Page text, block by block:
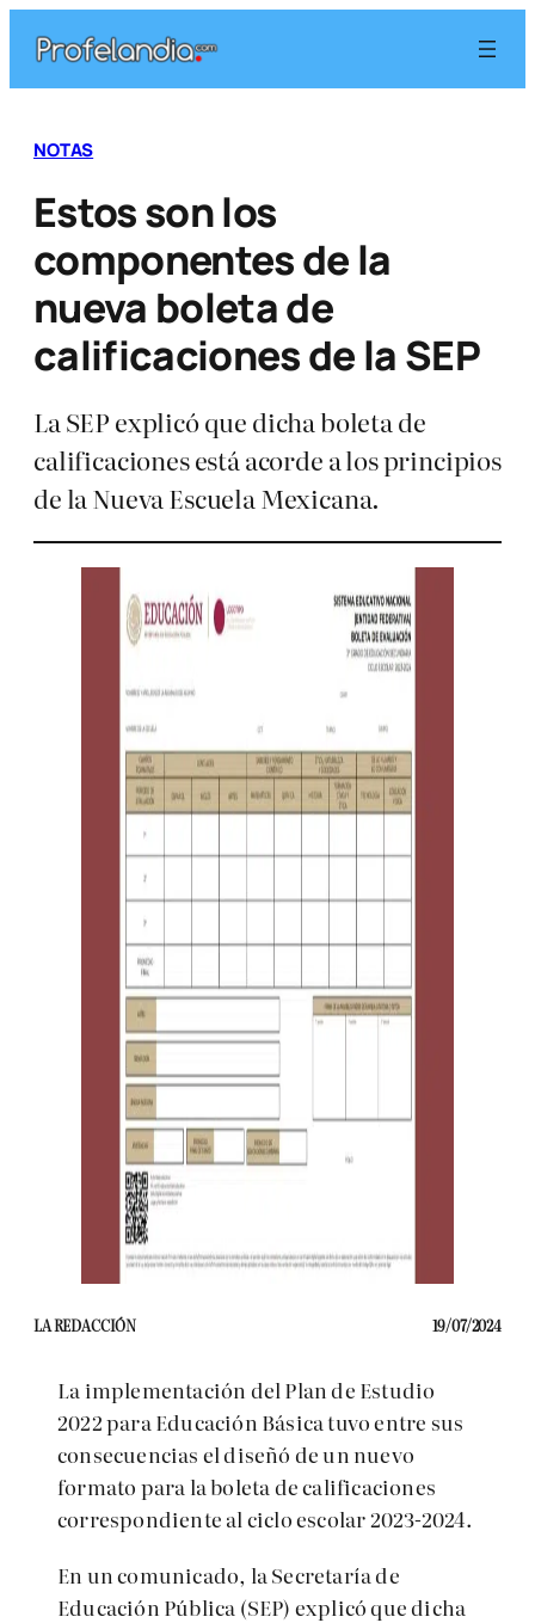
contenido
NOTAS
Estos son los
componentes de la
nueva boleta de
calificaciones de la SEP
La SEP explicó que dicha boleta de
calificaciones está acorde a los principios
de la Nueva Escuela Mexicana.
LA REDACCIÓN 19/07/2024
La implementación del Plan de Estudio
2022 para Educación Básica tuvo entre sus
consecuencias el diseñó de un nuevo
formato para la boleta de calificaciones
correspondiente al ciclo escolar 2023-2024.
En un comunicado, la Secretaría de
Educación Pública (SEP) explicó que dicha